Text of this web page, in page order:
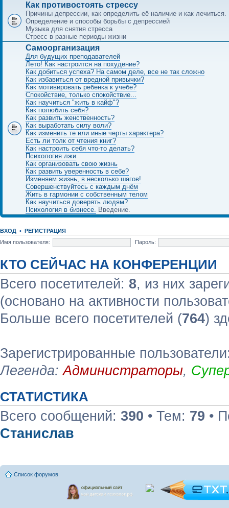
Как противостоять стрессу
Причины депрессии, как определить её наличие и как лечиться.
Определение и способы борьбы с депрессией
Музыка для снятия стресса
Стресс в разные периоды жизни
Самоорганизация
Для будущих преподавателей
Лето! Как настроится на похудение?
Как добиться успеха? На самом деле, все не так сложно
Как избавиться от вредной привычки?
Как мотивировать ребенка к учебе?
Спокойствие, только спокойствие...
Как научиться "жить в кайф"?
Как полюбить себя?
Как развить женственность?
Как выработать силу воли?
Как изменить те или иные черты характера?
Есть ли толк от чтения книг?
Как настроить себя что-то делать?
Психология лжи
Как организовать свою жизнь
Как развить уверенность в себе?
Изменяем жизнь, в несколько шагов!
Совершенствуйтесь с каждым днём
Жить в гармонии с собственным телом
Как научиться доверять людям?
Психология в бизнесе. Введение.
ВХОД • РЕГИСТРАЦИЯ
Имя пользователя:
Пароль:
КТО СЕЙЧАС НА КОНФЕРЕНЦИИ
Всего посетителей: 8, из них
(основано на активности
Больше всего посетителей (764)
Зарегистрированные
Легенда:Администраторы,
СТАТИСТИКА
Всего сообщений: 390 • Тем: 79 •
Станислав
Список форумов